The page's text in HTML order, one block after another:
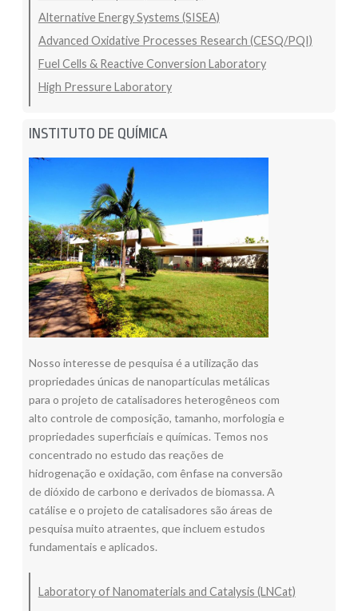
Alternative Energy Systems (SISEA)
Advanced Oxidative Processes Research (CESQ/PQI)
Fuel Cells & Reactive Conversion Laboratory
High Pressure Laboratory
INSTITUTO DE QUÍMICA
Nosso interesse de pesquisa é a utilização das
propriedades únicas de nanopartículas metálicas
para o projeto de catalisadores heterogêneos com
alto controle de composição, tamanho, morfologia e
propriedades superficiais e químicas. Temos nos
concentrado no estudo das reações de
hidrogenação e oxidação, com ênfase na conversão
de dióxido de carbono e derivados de biomassa. A
catálise e o projeto de catalisadores são áreas de
pesquisa muito atraentes, que incluem estudos
fundamentais e aplicados.
Laboratory of Nanomaterials and Catalysis (LNCat)